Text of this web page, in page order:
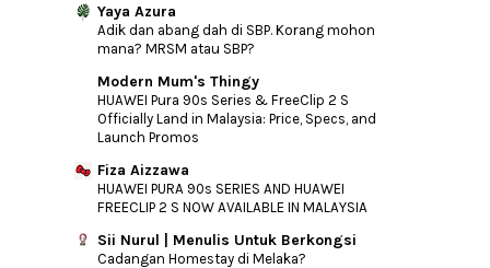
► 2014(46)
►2013(154)
2012(76)
2011(10)
►2010(44)
Yaya Azura
Adik dan abang dah di SBP. Korang mohon
mana? MRSM atau SBP?
Modern Mum's Thingy
HUAWEI Pura 90s Series & FreeClip 2 S
Officially Land in Malaysia: Price, Specs, and
Launch Promos
Fiza Aizzawa
HUAWEI PURA 90s SERIES AND HUAWEI
FREECLIP 2 S NOW AVAILABLE IN MALAYSIA
Sii Nurul | Menulis Untuk Berkongsi
Cadangan Homestay di Melaka?